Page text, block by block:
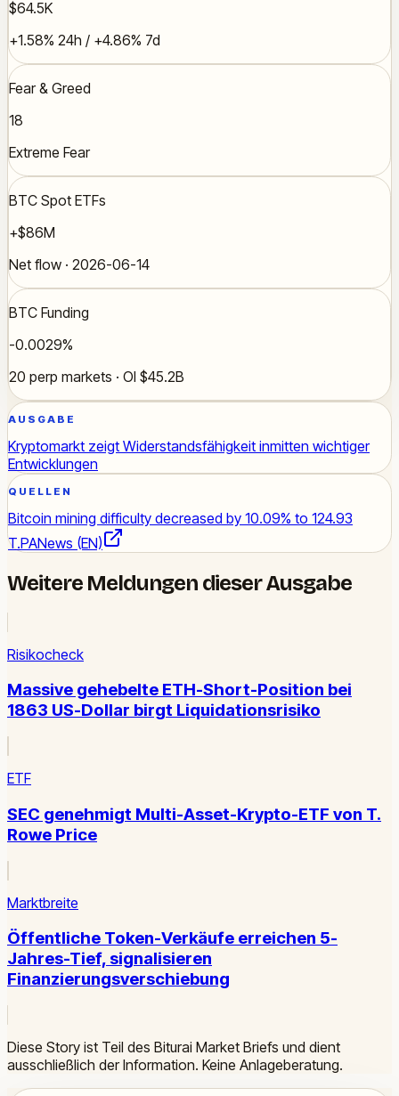
$64.5K
+1.58% 24h / +4.86% 7d
Fear & Greed
18
Extreme Fear
BTC Spot ETFs
+$86M
Net flow · 2026-06-14
BTC Funding
-0.0029%
20 perp markets · OI $45.2B
AUSGABE
Kryptomarkt zeigt Widerstandsfähigkeit inmitten wichtiger
Entwicklungen
QUELLEN
Bitcoin mining difficulty decreased by 10.09% to 124.93
T.PANews (EN)
Weitere Meldungen dieser Ausgabe
Risikocheck
Massive gehebelte ETH-Short-Position bei
1863 US-Dollar birgt Liquidationsrisiko
ETF
SEC genehmigt Multi-Asset-Krypto-ETF von T.
Rowe Price
Marktbreite
Öffentliche Token-Verkäufe erreichen 5-
Jahres-Tief, signalisieren
Finanzierungsverschiebung
Diese Story ist Teil des Biturai Market Briefs und dient
ausschließlich der Information. Keine Anlageberatung.